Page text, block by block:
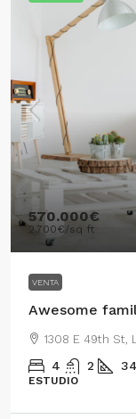
570.000€
2.700€/sq ft
VENTA
Awesome
1308 E 49th St,
4 2
ESTUDIO